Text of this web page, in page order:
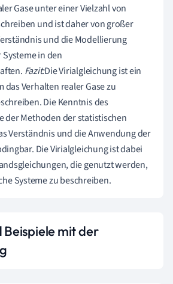
Gase unter einer Vielzahl von
und ist daher von großer
und die Modellierung
in den
Fazit:Die Virialgleichung ist ein
das Verhalten realer Gase zu
Die Kenntnis des
der Methoden der statistischen
Verständnis und die Anwendung der
Die Virialgleichung ist dabei
die genutzt werden,
Systeme zu beschreiben.
mit der